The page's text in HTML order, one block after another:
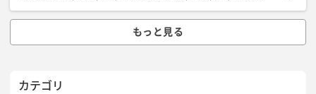
外形寸法/全幅(mm): 1450 外形寸法/全高(mm): 2390-3090
150 ブリンカー
もっと見る
カテゴリ